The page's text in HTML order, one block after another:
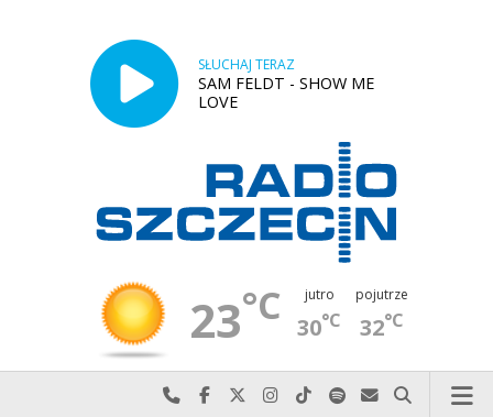
SŁUCHAJ TERAZ
SAM FELDT - SHOW ME
LOVE
23°C jutro
30°C
pojutrze
32°C
Najlepiej po prostu do nas zadzwoń
Odwiedź nas na Facebook-u
Odwiedź nas na X
Odwiedź nas na Instagram-ie
Odwiedź nas na TikTok-u
Szukaj nas na Spotify
Wyślij do nas
Szukaj